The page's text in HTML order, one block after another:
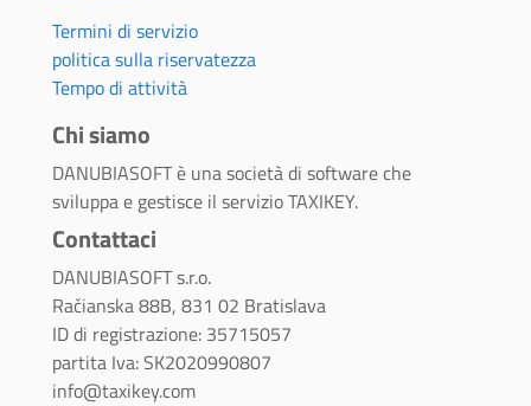
Termini di servizio
politica sulla riservatezza
Tempo di attività
Chi siamo
DANUBIASOFT è una società di software che
sviluppa e gestisce il servizio TAXIKEY.
Contattaci
DANUBIASOFT s.r.o.
Račianska 88B, 831 02 Bratislava
ID di registrazione: 35715057
partita Iva: SK2020990807
info@taxikey.com